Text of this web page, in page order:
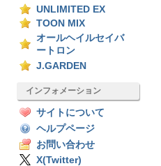
UNLIMITED EX
TOON MIX
オールヘイルセイバ
ートロン
J.GARDEN
インフォメーション
サイトについて
ヘルプページ
お問い合わせ
X(Twitter)